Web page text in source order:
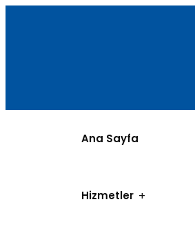
Ana Sayfa
Hizmetler